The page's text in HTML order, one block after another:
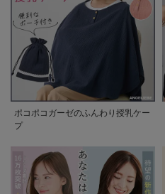
ポコポコガーゼのふんわり授乳ケー
プ